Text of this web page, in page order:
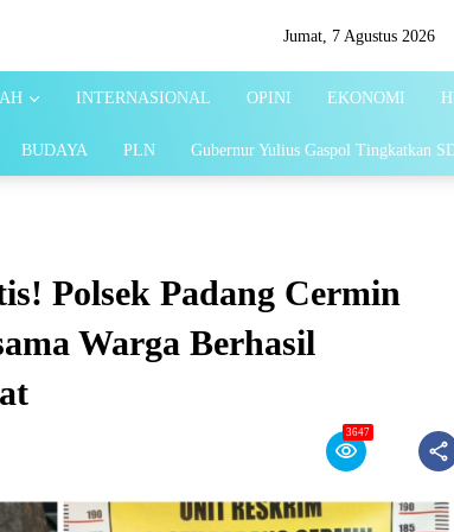
Jumat, 7 Agustus 2026
INTERNASIONAL OPINI EKONOMI
BUDAYA PLN Gubernur Yulius Gaspol Tingkatkan
Polsek Padang Cermin
Warga Berhasil
3647